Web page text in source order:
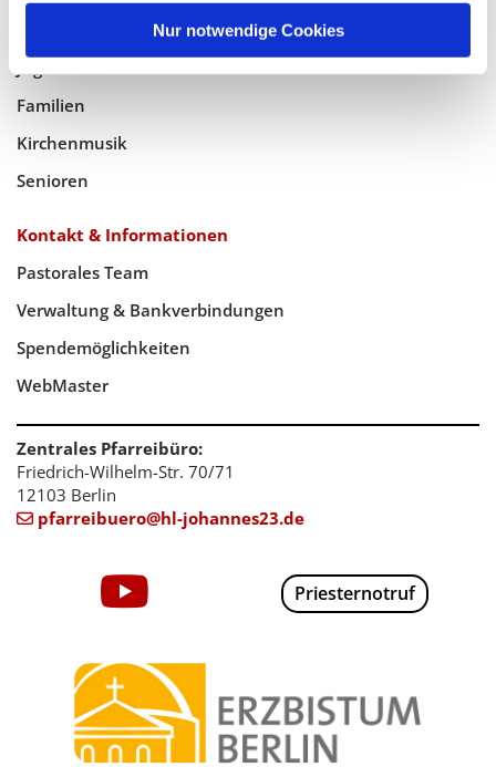
Nur notwendige Cookies
Familien
Kirchenmusik
Senioren
Kontakt & Informationen
Pastorales Team
Verwaltung & Bankverbindungen
Spendemöglichkeiten
WebMaster
Zentrales Pfarreibüro:
Friedrich-Wilhelm-Str. 70/71
12103 Berlin
 pfarreibuero@hl-johannes23.de
Priesternotruf